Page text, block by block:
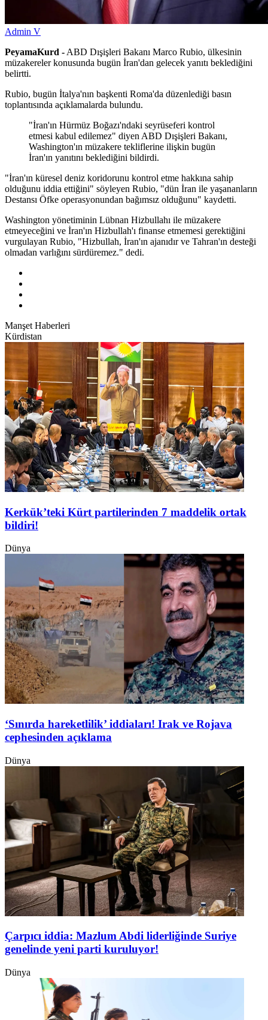
Admin V
PeyamaKurd - ABD Dışişleri Bakanı Marco Rubio, ülkesinin
müzakereler konusunda bugün İran'dan gelecek yanıtı beklediğini
belirtti.
Rubio, bugün İtalya'nın başkenti Roma'da düzenlediği basın
toplantısında açıklamalarda bulundu.
"İran'ın Hürmüz Boğazı'ndaki seyrüseferi kontrol
etmesi kabul edilemez" diyen ABD Dışişleri Bakanı,
Washington'ın müzakere tekliflerine ilişkin bugün
İran'ın yanıtını beklediğini bildirdi.
"İran'ın küresel deniz koridorunu kontrol etme hakkına sahip
olduğunu iddia ettiğini" söyleyen Rubio, "dün İran ile yaşananların
Destansı Öfke operasyonundan bağımsız olduğunu" kaydetti.
Washington yönetiminin Lübnan Hizbullahı ile müzakere
etmeyeceğini ve İran'ın Hizbullah'ı finanse etmemesi gerektiğini
vurgulayan Rubio, "Hizbullah, İran'ın ajanıdır ve Tahran'ın desteği
olmadan varlığını sürdüremez." dedi.
Manşet Haberleri
Kürdistan
Kerkük’teki Kürt partilerinden 7 maddelik ortak
bildiri!
Dünya
‘Sınırda hareketlilik’ iddiaları! Irak ve Rojava
cephesinden açıklama
Dünya
Çarpıcı iddia: Mazlum Abdi liderliğinde Suriye
genelinde yeni parti kuruluyor!
Dünya